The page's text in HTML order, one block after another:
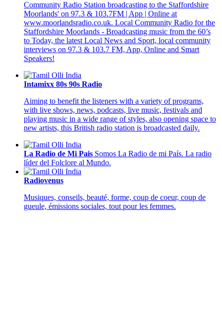
Community Radio Station broadcasting to the Staffordshire
Moorlands' on 97.3 & 103.7FM | App | Online at
www.moorlandsradio.co.uk. Local Community Radio for the
Staffordshire Moorlands - Broadcasting music from the 60’s
to Today, the latest Local News and Sport, local community
interviews on 97.3 & 103.7 FM, App, Online and Smart
Speakers!
Intamixx 80s 90s Radio
Aiming to benefit the listeners with a variety of programs,
with live shows, news, podcasts, live music, festivals and
playing music in a wide range of styles, also opening space to
new artists, this British radio station is broadcasted daily.
La Radio de Mi Pais Somos La Radio de mi País. La radio
líder del Folclore al Mundo.
Radiovenus
Musiques, conseils, beauté, forme, coup de coeur, coup de
gueule, émissions sociales, tout pour les femmes.